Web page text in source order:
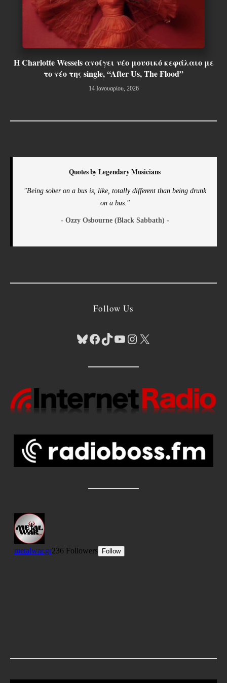
H Charlotte Wessels ανοίγει νέο μουσικό κεφάλαιο με
το νέο της single, “After Us, The Flood”
14 Ιανουαρίου, 2026
Quotes by Legendary Musicians
"Being sober on a bus is, like, totally different than being drunk
on a bus."
- Ozzy Osbourne (Black Sabbath) -
Follow Us